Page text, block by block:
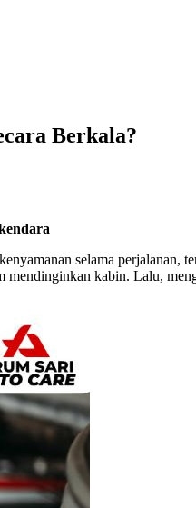
Berkala?
selama
kabin. Lalu,